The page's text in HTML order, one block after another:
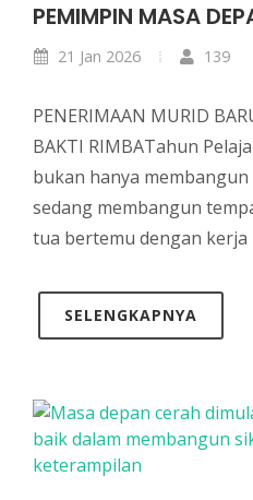
PEMIMPIN MASA
21 Jan 2026 139
PENERIMAAN MURID
BAKTI RIMBATahun
bukan hanya membangun
sedang membangun
tua bertemu dengan
SELENGKAPNYA